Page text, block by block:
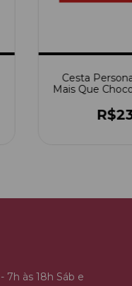
Cesta
Mais Que
7h às 18h Sáb e